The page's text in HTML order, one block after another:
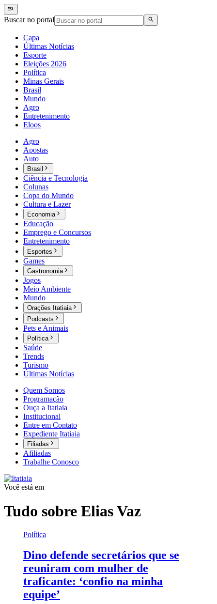
Buscar no portal
Capa
Últimas Notícias
Esporte
Eleições 2026
Política
Minas Gerais
Brasil
Mundo
Agro
Entretenimento
Eloos
Agro
Apostas
Auto
Brasil
Ciência e Tecnologia
Colunas
Copa do Mundo
Cultura e Lazer
Economia
Educação
Emprego e Concursos
Entretenimento
Esportes
Games
Gastronomia
Jogos
Meio Ambiente
Mundo
Orações Itatiaia
Podcasts
Pets e Animais
Política
Saúde
Trends
Turismo
Últimas Notícias
Quem Somos
Programação
Ouça a Itatiaia
Institucional
Entre em Contato
Expediente Itatiaia
Filiadas
Afiliadas
Trabalhe Conosco
Você está em
Tudo sobre Elias Vaz
Política
Dino defende secretários que se
reuniram com mulher de
traficante: ‘confio na minha
equipe’